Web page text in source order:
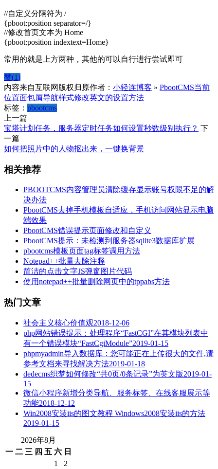
//自定义分隔符为 /
{pboot:position separator=/}
//修改首页文本为 Home
{pboot:position indextext=Home}
常用的就是上方两种，其他的可以自行进行尝试即可
赞(1)
内容来自互联网版权归原作者： 小轻连博客 » PbootCMS当前
位置面包屑导航样式修改英文的设置方法
标签： pbootcms
上一篇
宝塔计划任务，服务器定时任务如何设置秒数级别执行？ 下
一篇
如何把照片中的人物抠出来，一键换背景
相关推荐
PBOOTCMS内容管理员清除缓存显示账号权限不足的解
决办法
PbootCMS去掉手机模板自适应，手机访问网站显示电脑
端效果
PbootCMS错误提示页面修改和自定义
PbootCMS提示：未检测到服务器sqlite3数据库扩展
pbootcms模板页面tag标签调用方法
Notepad++批量去除注释
简洁的点击文字JS弹窗图片代码
使用notepad++批量删除网页中的tppabs方法
热门文章
社会主义核心价值观2018-12-06
php网站错误提示：处理程序“FastCGI”在其模块列表中
有一个错误模块“FastCgiModule”2019-01-15
phpmyadmin导入数据库：您可能正在上传很大的文件,请
参考文档来寻找解决方法2019-01-18
dedecms织梦如何修改“共0页/0条记录”为英文版2019-01-
15
微信小程序新增分类导航、服务标签、在线客服展示等
功能2018-12-12
Win2008安装iis的图文教程 Windows2008安装iis的方法
2019-01-15
2026年8月
一 二 三 四 五 六 日
1
2